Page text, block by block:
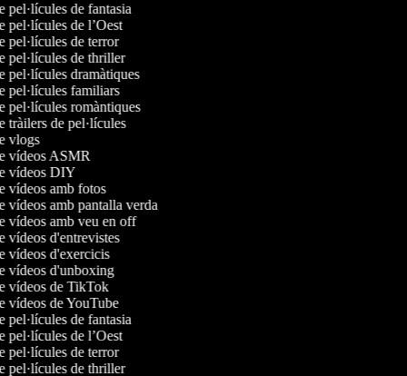
pel·lícules de fantasia
pel·lícules de l’Oest
pel·lícules de terror
pel·lícules de thriller
pel·lícules dramàtiques
pel·lícules familiars
pel·lícules romàntiques
tràilers de pel·lícules
vlogs
vídeos ASMR
vídeos DIY
vídeos amb fotos
vídeos amb pantalla verda
vídeos amb veu en off
vídeos d'entrevistes
vídeos d'exercicis
vídeos d'unboxing
vídeos de TikTok
vídeos de YouTube
pel·lícules de fantasia
pel·lícules de l’Oest
pel·lícules de terror
pel·lícules de thriller